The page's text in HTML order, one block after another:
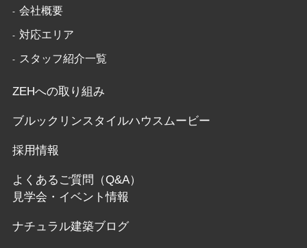
会社概要
対応エリア
スタッフ紹介一覧
ZEHへの取り組み
ブルックリンスタイルハウスムービー
採用情報
よくあるご質問（Q&A）
見学会・イベント情報
ナチュラル建築ブログ